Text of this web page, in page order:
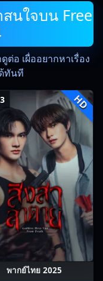
นใจบน Free
ต่อ เผื่ออยากหาเรื่อง
ทันที
HD
พากย์ไทย 2025